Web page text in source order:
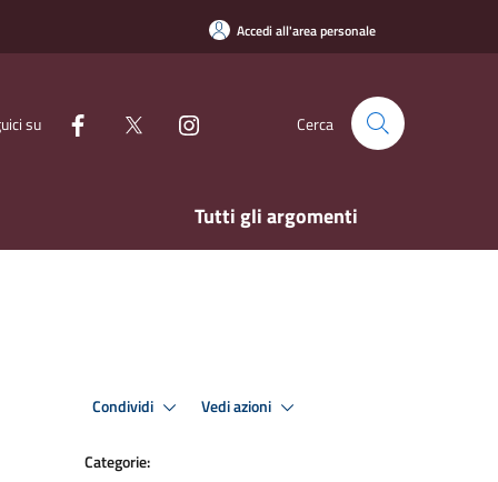
Accedi all'area personale
su Cerca
Tutti gli argomenti
Condividi Vedi azioni
Categorie: